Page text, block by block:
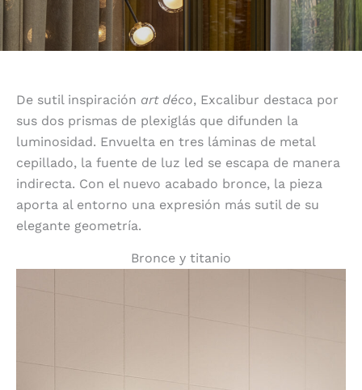
De sutil inspiración art déco, Excalibur destaca por
sus dos prismas de plexiglás que difunden la
luminosidad. Envuelta en tres láminas de metal
cepillado, la fuente de luz led se escapa de manera
indirecta. Con el nuevo acabado bronce, la pieza
aporta al entorno una expresión más sutil de su
elegante geometría.
Bronce y titanio